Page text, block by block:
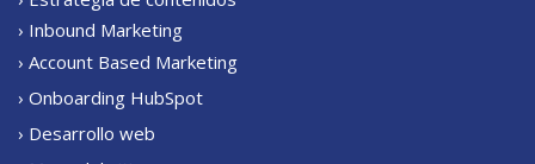
› Inbound Marketing
› Account Based Marketing
› Onboarding HubSpot
› Desarrollo web